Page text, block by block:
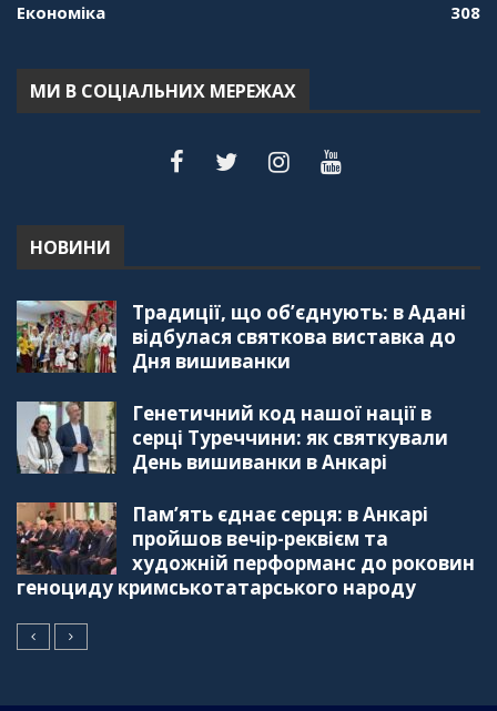
Економіка
308
МИ В СОЦІАЛЬНИХ МЕРЕЖАХ
НОВИНИ
Традиції, що об’єднують: в Адані
відбулася святкова виставка до
Дня вишиванки
Генетичний код нашої нації в
серці Туреччини: як святкували
День вишиванки в Анкарі
Пам’ять єднає серця: в Анкарі
пройшов вечір-реквієм та
художній перформанс до роковин
геноциду кримськотатарського народу